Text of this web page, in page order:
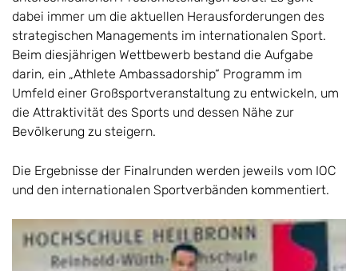
dabei immer um die aktuellen Herausforderungen des
strategischen Managements im internationalen Sport.
Beim diesjährigen Wettbewerb bestand die Aufgabe
darin, ein „Athlete Ambassadorship“ Programm im
Umfeld einer Großsportveranstaltung zu entwickeln, um
die Attraktivität des Sports und dessen Nähe zur
Bevölkerung zu steigern.
Die Ergebnisse der Finalrunden werden jeweils vom IOC
und den internationalen Sportverbänden kommentiert.